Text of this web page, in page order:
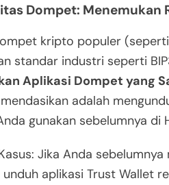
Dompet: Menemukan
kripto populer (seperti
standar industri seperti
Aplikasi Dompet yang
adalah
gunakan sebelumnya di
Jika Anda
unduh aplikasi Trust Wallet